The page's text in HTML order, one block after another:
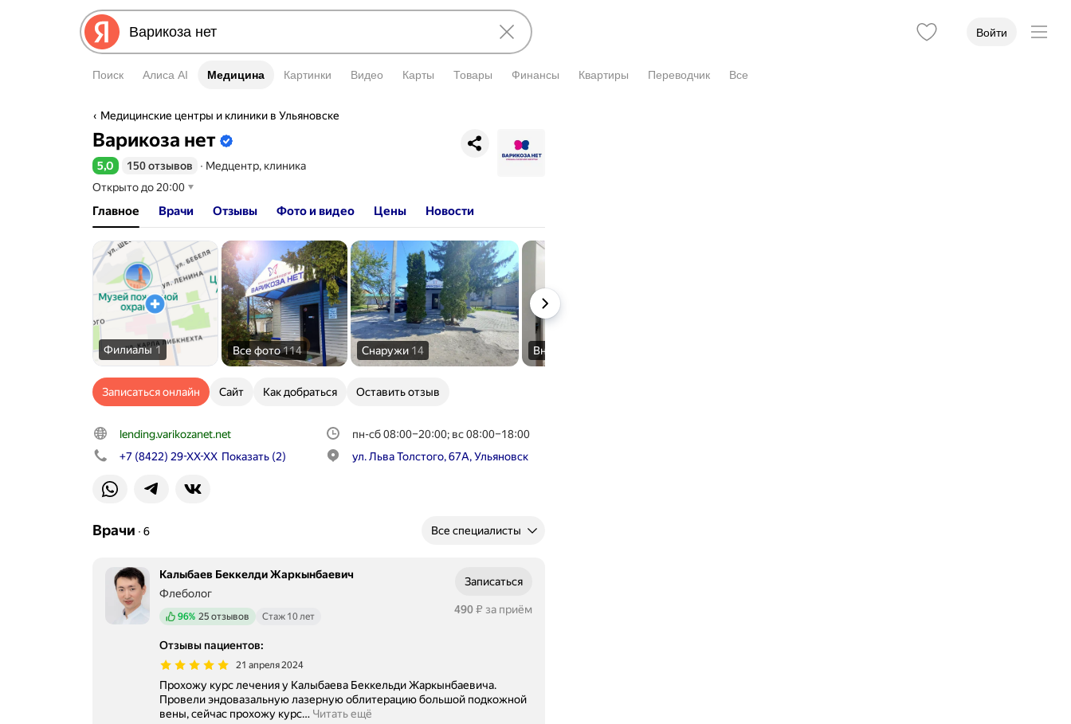
Войти
Поиск Алиса AI Медицина
Медицина Картинки Видео Карты Товары Финансы Квартиры Переводчик Все
Медицинские центры и клиники в Ульяновске
Варикоза нет
Информация об организации подтверждена владельцем.
Рейтинг 5,0 из 5
5,0 150 отзывов ∙ Медцентр, клиника
Открыто до 20:00
Главное Врачи Отзывы Фото и видео Цены Новости
Филиалы 1 Все фото114 Снаружи 14 Внутри
Записаться онлайн Сайт Как добраться Оставить отзыв
lending.varikozanet.net
+7 (8422) 29-XX-XX Показать (2)
пн-сб 08:00–20:00; вс 08:00–18:00
ул. Льва Толстого, 67А, Ульяновск
Врачи ∙ 6 Все специалисты
Калыбаев Беккелди Жаркынбаевич
Флеболог
Положительных отзывов
96% 25 отзывов Стаж 10 лет
Записаться
Цена
490 ₽ за приём
Отзывы пациентов:
21 апреля 2024
Прохожу курс лечения у Калыбаева Беккельди Жаркынбаевича.
Провели эндовазальную лазерную облитерацию большой подкожной
вены, сейчас прохожу курс… Читать ещё